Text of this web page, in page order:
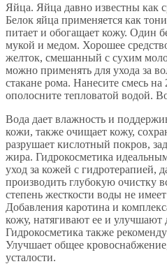
Яйца. Яйца давно известны как
Белок яйца применяется как
питает и обогащает кожу. Один
мукой и медом. Хорошее
желток, смешанный с сухим
можно применять для ухода за
стакане рома. Нанесите смесь на
ополосните тепловатой водой.
Вода дает влажность и
кожи, также очищает кожу,
разрушает кислотный покров,
жира. Гидрокосметика
уход за кожей с гидротерапией,
производить глубокую очистку
степень жесткости воды не
Добавления каротина и
кожу, натягивают ее и улучшают
Гидрокосметика также
Улучшает общее
усталости.